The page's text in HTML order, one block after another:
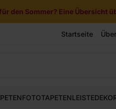
den Sommer? Eine Übersicht
Startseite
FOTOTAPETENLEISTE